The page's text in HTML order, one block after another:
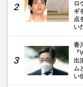
ロ
ギ
点
い
香
出
ム
い